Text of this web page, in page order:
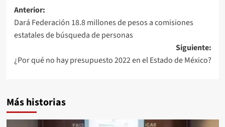
Navegación
de
entradas
Anterior:
Dará Federación 18.8 millones de pesos a comisiones
estatales de búsqueda de personas
Siguiente:
¿Por qué no hay presupuesto 2022 en el Estado de México?
Más historias